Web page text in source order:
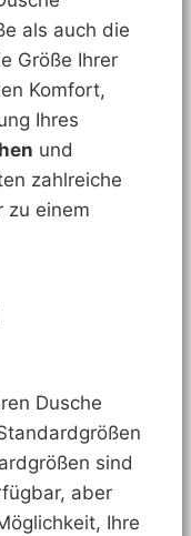
als auch die
Größe Ihrer
Komfort,
Ihres
und
zahlreiche
zu einem
Dusche
sind
aber
Ihre